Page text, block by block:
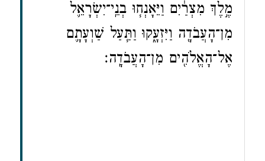
מֶ֣לֶךְ מִצְרַ֔יִם וַיֵּאָנְח֧וּ בְנֵֽי־יִשְׂרָאֵ֛ל
מִן־הָעֲבֹדָ֖ה וַיִּזְעָ֑קוּ וַתַּ֧עַל שַׁוְעָתָ֛ם
אֶל־הָאֱלֹהִ֖ים מִן־הָעֲבֹדָֽה׃